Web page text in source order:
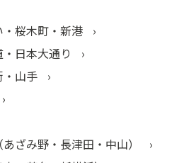
桜木町・新港
日本大通り
・山手
ざみ野・長津田・中山）